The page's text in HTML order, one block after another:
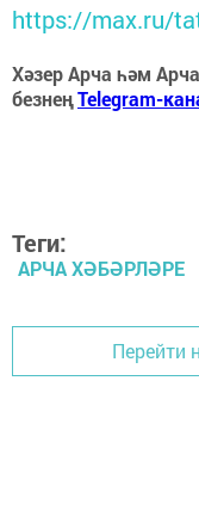
https://max.ru/
Хәзер Арча һәм
безнеңTelegram-
Теги:
АРЧА ХӘБӘРЛӘРЕ
Перейти